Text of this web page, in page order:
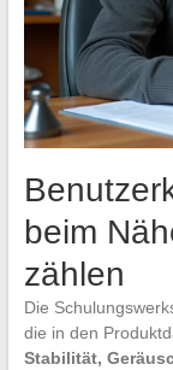
beim
zählen
Die
die in den
Stabilität,